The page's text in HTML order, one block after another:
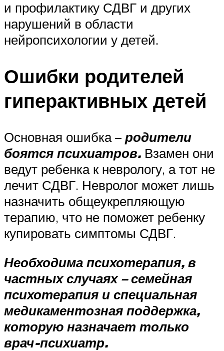
и профилактику СДВГ и других
нарушений в области
нейропсихологии у детей.
Ошибки родителей
гиперактивных детей
Основная ошибка – родители
боятся психиатров. Взамен они
ведут ребенка к неврологу, а тот не
лечит СДВГ. Невролог может лишь
назначить общеукрепляющую
терапию, что не поможет ребенку
купировать симптомы СДВГ.
Необходима психотерапия, в
частных случаях – семейная
психотерапия и специальная
медикаментозная поддержка,
которую назначает только
врач-психиатр.